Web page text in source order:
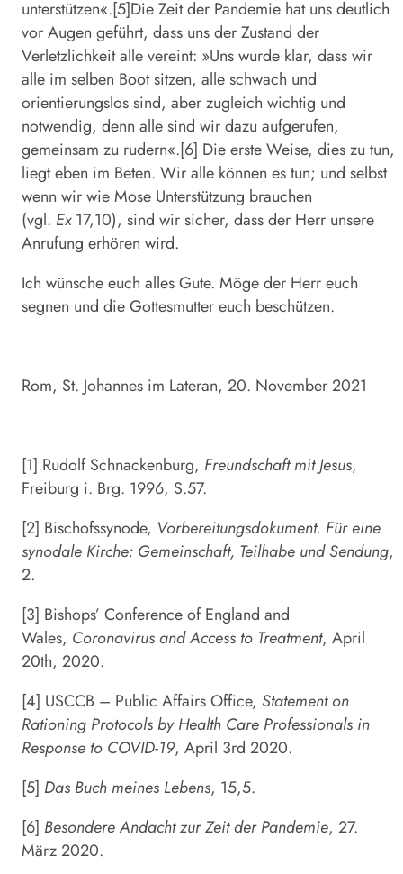
unterstützen«.[5]Die Zeit der Pandemie hat uns deutlich
vor Augen geführt, dass uns der Zustand der
Verletzlichkeit alle vereint: »Uns wurde klar, dass wir
alle im selben Boot sitzen, alle schwach und
orientierungslos sind, aber zugleich wichtig und
notwendig, denn alle sind wir dazu aufgerufen,
gemeinsam zu rudern«.[6] Die erste Weise, dies zu tun,
liegt eben im Beten. Wir alle können es tun; und selbst
wenn wir wie Mose Unterstützung brauchen
(vgl. Ex17,10), sind wir sicher, dass der Herr unsere
Anrufung erhören wird.
Ich wünsche euch alles Gute. Möge der Herr euch
segnen und die Gottesmutter euch beschützen.
Rom, St. Johannes im Lateran, 20. November 2021
[1] Rudolf Schnackenburg, Freundschaft mit Jesus,
Freiburg i. Brg. 1996, S.57.
[2] Bischofssynode, Vorbereitungsdokument. Für eine
synodale Kirche: Gemeinschaft, Teilhabe und Sendung,
2.
[3] Bishops’ Conference of England and
Wales, Coronavirus and Access to Treatment, April
20th, 2020.
[4] USCCB – Public Affairs Office, Statement on
Rationing Protocols by Health Care Professionals in
Response to COVID-19, April 3rd 2020.
[5] Das Buch meines Lebens, 15,5.
[6] Besondere Andacht zur Zeit der Pandemie, 27.
März 2020.